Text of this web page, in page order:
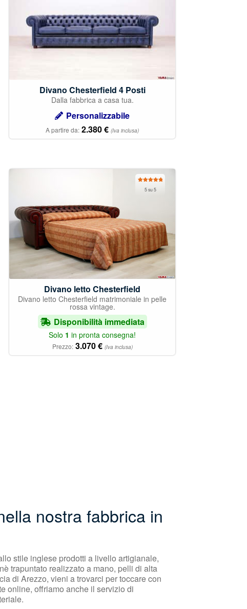
Divano Chesterfield 4 Posti
Dalla fabbrica a casa tua.
Personalizzabile
A partire da: 2.380€ (Iva inclusa)
5 su 5
Divano letto Chesterfield
Divano letto Chesterfield matrimoniale in pelle
rossa vintage.
Disponibilità immediata
Solo 1 in pronta consegna!
Prezzo: 3.070€ (Iva inclusa)
nostra fabbrica in
stile inglese prodotti a livello artigianale,
trapuntato realizzato a mano, pelli di alta
di Arezzo, vieni a trovarci per toccare con
online, offriamo anche il servizio di